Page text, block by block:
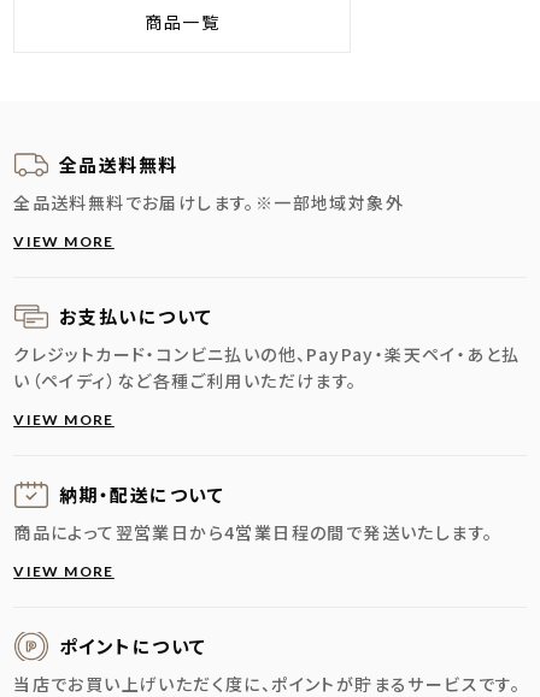
商品一覧
全品送料無料
全品送料無料でお届けします。 ※一部地域対象外
VIEW MORE
お支払いについて
クレジットカード・コンビニ払いの他、PayPay・楽天ペイ・あと払
い（ペイディ）など各種ご利用いただけます。
VIEW MORE
納期・配送に ついて
商品によって翌営業日から4営業日程の間で発送いたします。
VIEW MORE
ポイントについて
当店でお買い上げいただく度に、ポイントが貯まるサービスです。